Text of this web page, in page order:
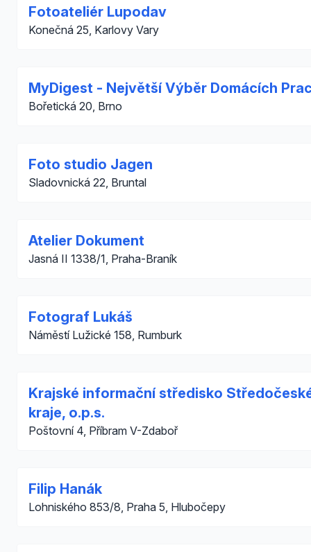
Fotoateliér Lupodav
Konečná 25, Karlovy Vary
MyDigest - Největší Výběr Domácích
Bořetická 20, Brno
Foto studio Jagen
Sladovnická 22, Bruntal
Atelier Dokument
Jasná II 1338/1, Praha-Braník
Fotograf Lukáš
Náměstí Lužické 158, Rumburk
Krajské informační středisko
kraje, o.p.s.
Poštovní 4, Příbram V-Zdaboř
Filip Hanák
Lohniského 853/8, Praha 5, Hlubočepy